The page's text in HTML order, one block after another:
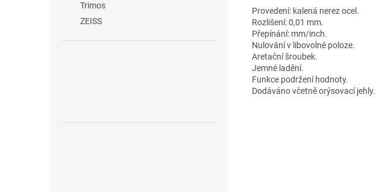
Trimos
ZEISS
Provedení: kalená nerez ocel.
Rozlišení: 0,01 mm.
Přepínání: mm/inch.
Nulování v libovolné poloze.
Aretační šroubek.
Jemné ladění.
Funkce podržení hodnoty.
Dodáváno včetně orýsovací jehly.